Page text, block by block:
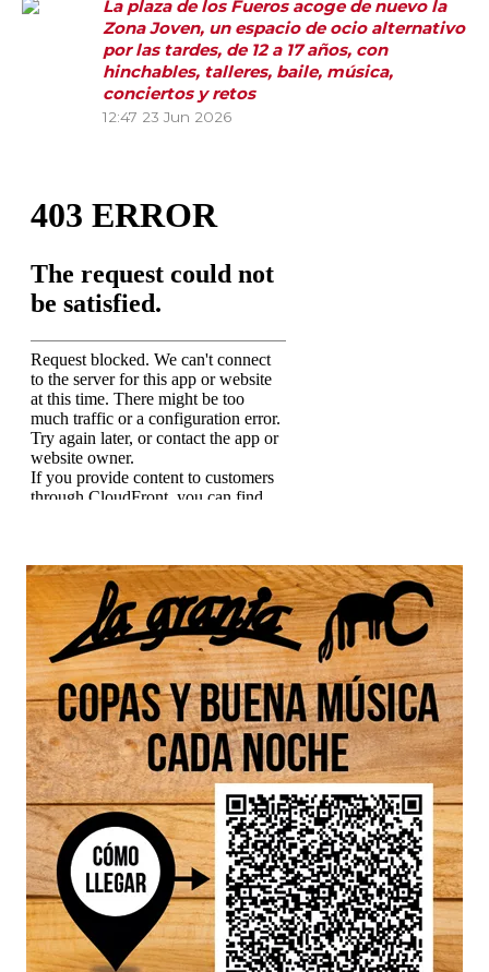
La plaza de los Fueros acoge de nuevo la
Zona Joven, un espacio de ocio alternativo
por las tardes, de 12 a 17 años, con
hinchables, talleres, baile, música,
conciertos y retos
12:47 23 Jun 2026